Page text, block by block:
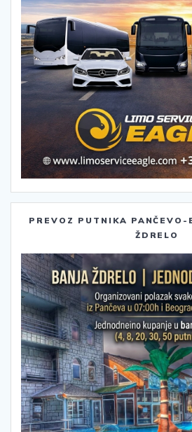
PREVOZ PUTNIKA
ŽDRELO